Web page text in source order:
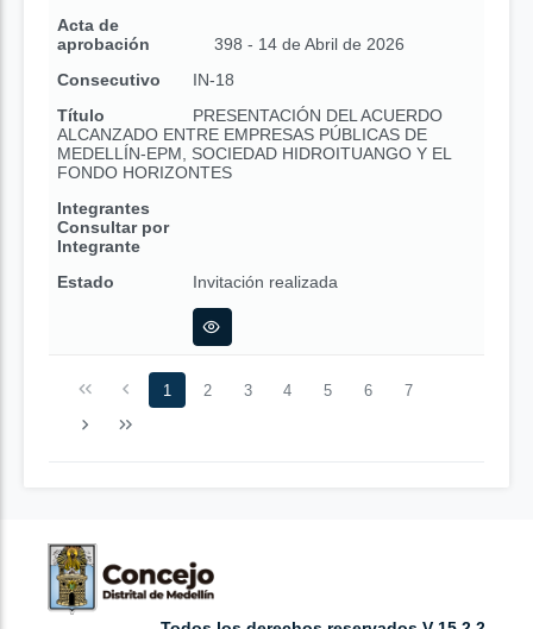
Acta de
aprobación
398 - 14 de Abril de 2026
Consecutivo
IN-18
Título
PRESENTACIÓN DEL ACUERDO
ALCANZADO ENTRE EMPRESAS PÚBLICAS DE
MEDELLÍN-EPM, SOCIEDAD HIDROITUANGO Y EL
FONDO HORIZONTES
Integrantes
Consultar por
Integrante
Estado
Invitación realizada
1 2 3 4 5 6 7